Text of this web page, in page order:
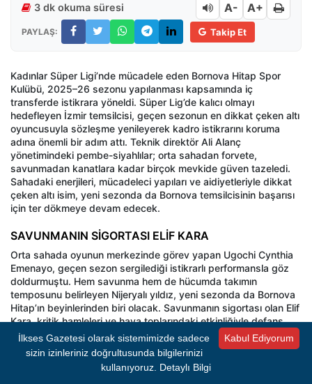
3 dk okuma süresi A- A+
PAYLAŞ: Takip Et
Kadınlar Süper Ligi’nde mücadele eden Bornova Hitap Spor
Kulübü, 2025–26 sezonu yapılanması kapsamında iç
transferde istikrara yöneldi. Süper Lig’de kalıcı olmayı
hedefleyen İzmir temsilcisi, geçen sezonun en dikkat çeken altı
oyuncusuyla sözleşme yenileyerek kadro istikrarını koruma
adına önemli bir adım attı. Teknik direktör Ali Alanç
yönetimindeki pembe-siyahlılar; orta sahadan forvete,
savunmadan kanatlara kadar birçok mevkide güven tazeledi.
Sahadaki enerjileri, mücadeleci yapıları ve aidiyetleriyle dikkat
çeken altı isim, yeni sezonda da Bornova temsilcisinin başarısı
için ter dökmeye devam edecek.
SAVUNMANIN SİGORTASI ELİF KARA
Orta sahada oyunun merkezinde görev yapan Ugochi Cynthia
Emenayo, geçen sezon sergilediği istikrarlı performansla göz
doldurmuştu. Hem savunma hem de hücumda takımın
temposunu belirleyen Nijeryalı yıldız, yeni sezonda da Bornova
Hitap’ın beyinlerinden biri olacak. Savunmanın sigortası olan Elif
Kara, kritik hamleleri ve hava toplarındaki etkinliğiyle defans
hattının en güvenilir isimlerinden biri olmuştu. Takımın yerli
stoperiyle yola devam edilmesi, teknik heyet açısından
istikrarın habercisi olarak yorumlandı. Defansın bir diğer kilit
parçası Ellen Coleman da yeniden pembe-siyahlı formayı
Kabul Ediyorum
İlkses Gazetesi olarak sistemimizde sadece
sizin izinleriniz doğrultusunda bilgilerinizi
kullanıyoruz. Detaylı Bilgi